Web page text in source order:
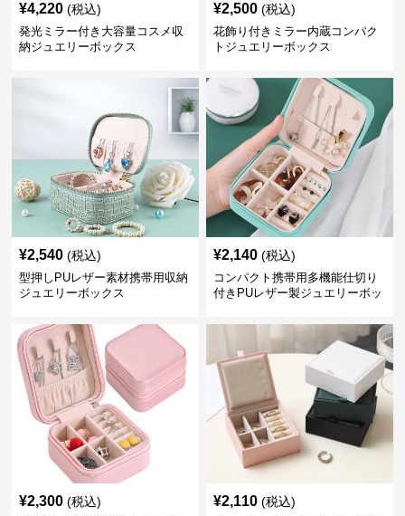
¥4,220 (税込)
発光ミラー付き大容量コスメ収
納ジュエリーボックス
¥2,500 (税込)
花飾り付きミラー内蔵コンパク
トジュエリーボックス
¥2,540 (税込)
型押しPUレザー素材携帯用収納
ジュエリーボックス
¥2,140 (税込)
コンパクト携帯用多機能仕切り
付きPUレザー製ジュエリーボッ
¥2,300 (税込) ¥2,110 (税込)